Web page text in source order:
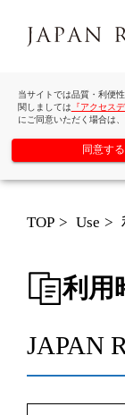
当サイトでは品質・利便
関しましては 『アクセス
にご同意いただく場合は
同意する
TOP Use
利用
JAPAN